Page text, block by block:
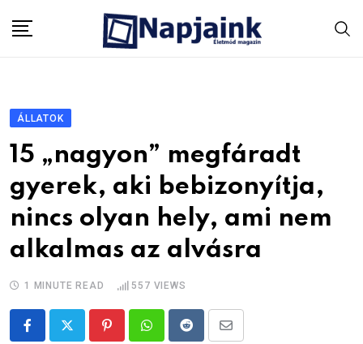
ÁLLATOK
15 „nagyon” megfáradt
gyerek, aki bebizonyítja,
nincs olyan hely, ami nem
alkalmas az alvásra
1 MINUTE READ 557 VIEWS
PinterestWhatsappRedditShare